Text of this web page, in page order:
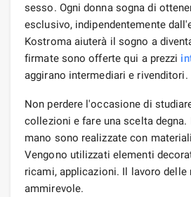
sesso. Ogni donna sogna di
esclusivo, indipendentemente
Kostroma aiuterà il sogno a
firmate sono offerte qui a prezzi
aggirano intermediari e rivenditori.
Non perdere l'occasione di
collezioni e fare una scelta degna.
mano sono realizzate con
Vengono utilizzati elementi
ricami, applicazioni. Il lavoro
ammirevole.